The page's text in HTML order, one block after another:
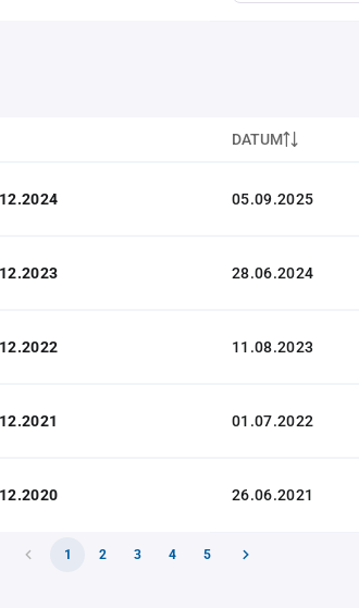
DATUM
05.09.2025
28.06.2024
11.08.2023
01.07.2022
26.06.2021
1 2 3 4 5